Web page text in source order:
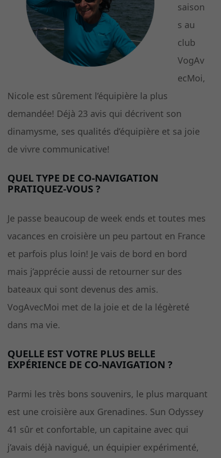
saison
s au
club
VogAv
ecMoi,
Nicole est sûrement l’équipière la plus
demandée! Déjà 23 avis qui décrivent son
dinamysme, ses qualités d’équipière et sa joie
de vivre communicative!
QUEL TYPE DE CO-NAVIGATION
PRATIQUEZ-VOUS ?
Je passe beaucoup de week ends et toutes mes
vacances en croisière un peu partout en France
et parfois plus loin! Je vais de bord en bord
mais j’apprécie aussi de retourner sur des
bateaux qui sont devenus des amis.
VogAvecMoi met de la joie et de la légèreté
dans ma vie.
QUELLE EST VOTRE PLUS BELLE
EXPÉRIENCE DE CO-NAVIGATION ?
Parmi les très bons souvenirs, le plus marquant
est une croisière aux Grenadines. Sun Odyssey
41 sûr et confortable, un capitaine avec qui
j’avais déjà navigué, un équipier expérimenté,